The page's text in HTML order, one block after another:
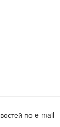
по e-mail